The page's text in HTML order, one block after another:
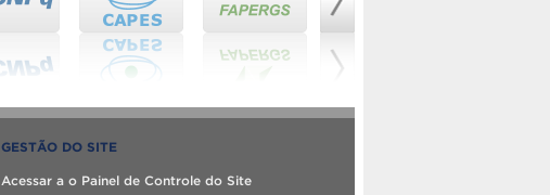
GESTÃO DO SITE
Acessar a o Painel de Controle do Site